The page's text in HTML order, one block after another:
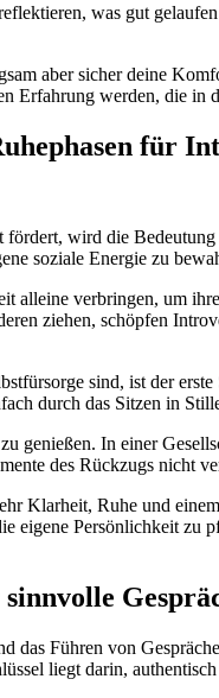
was gut
aber sicher deine
Erfahrung werden, die in
für
wird die
soziale Energie zu
alleine verbringen, um
ziehen, schöpfen
sind, ist der
durch das Sitzen in
genießen. In einer
des Rückzugs nicht
Klarheit, Ruhe und
eigene Persönlichkeit zu
Führen von
liegt darin,